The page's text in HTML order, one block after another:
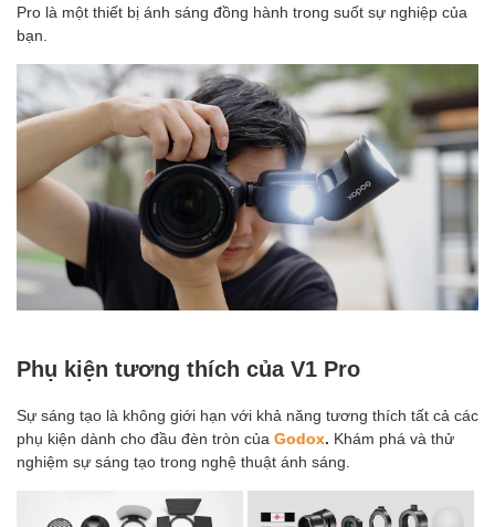
Pro là một thiết bị ánh sáng đồng hành trong suốt sự nghiệp của
bạn.
Phụ kiện tương thích của V1 Pro
Sự sáng tạo là không giới hạn với khả năng tương thích tất cả các
phụ kiện dành cho đầu đèn tròn của Godox. Khám phá và thử
nghiệm sự sáng tạo trong nghệ thuật ánh sáng.